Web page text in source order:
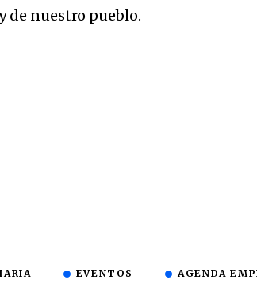
de nuestro pueblo.
EVENTOS AGENDA